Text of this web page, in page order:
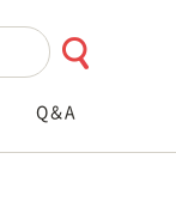
Q＆A